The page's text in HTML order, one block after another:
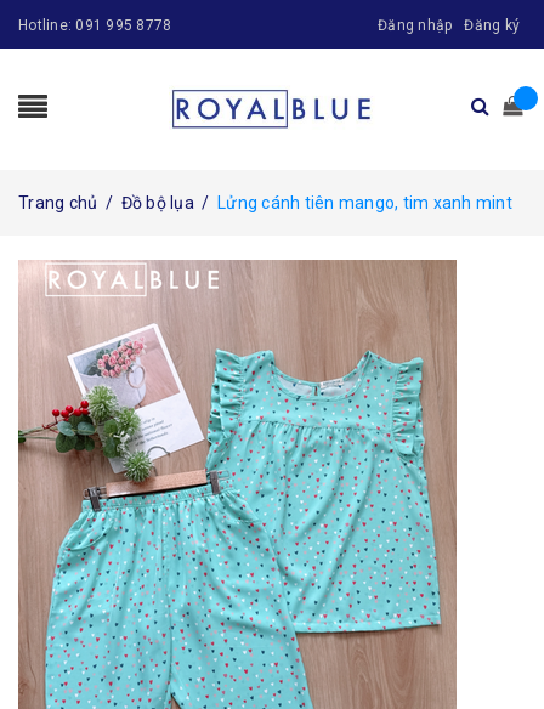
Hotline: 091 995 8778 Đăng nhập Đăng ký
Trang chủ / Đồ bộ lụa / Lửng cánh tiên mango, tim xanh mint